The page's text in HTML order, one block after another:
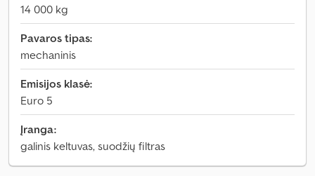
14 000 kg
Pavaros tipas:
mechaninis
Emisijos klasė:
Euro 5
Įranga:
galinis keltuvas, suodžių filtras